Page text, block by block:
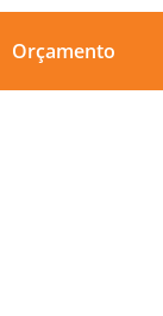
Orçamento